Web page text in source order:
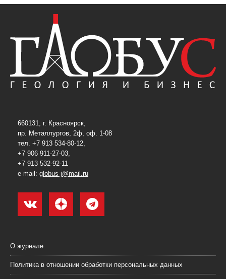
660131, г. Красноярск,
пр. Металлургов, 2ф, оф. 1-08
тел. +7 913 534-80-12,
+7 906 911-27-03,
+7 913 532-92-11
e-mail: globus-j@mail.ru
О журнале
Политика в отношении обработки персональных данных